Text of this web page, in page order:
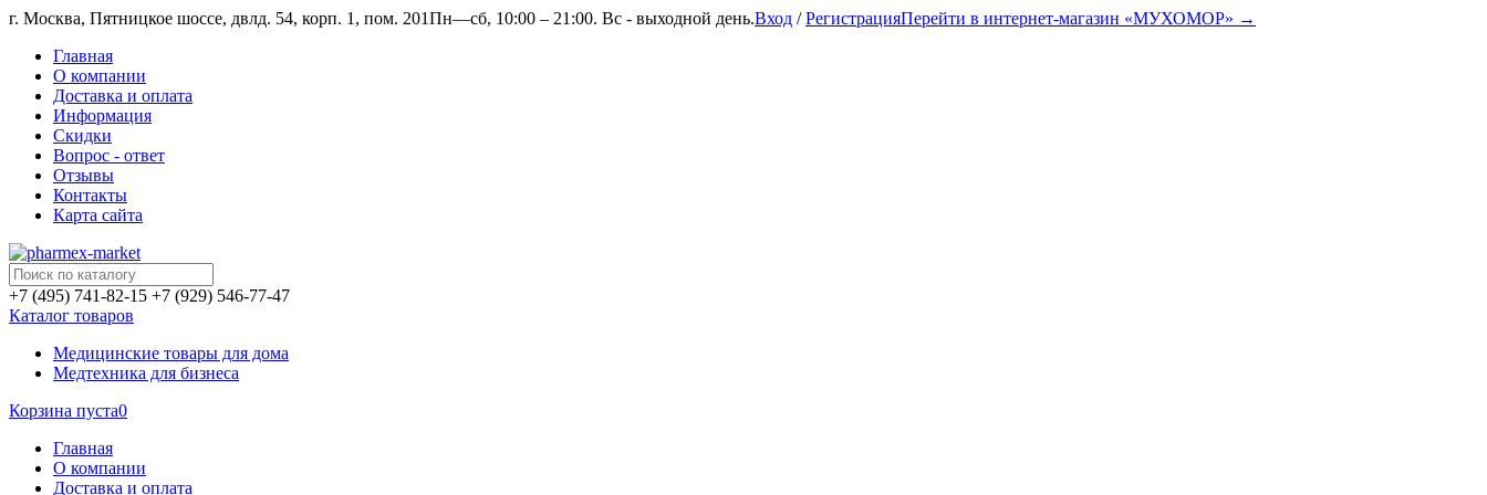
г. Москва, Пятницкое шоссе, двлд. 54, корп. 1, пом. 201Пн—сб, 10:00 – 21:00. Вс - выходной день.Вход /РегистрацияПерейти в интернет-магазин «МУХОМОР» →
Главная
О компании
Доставка и оплата
Информация
Скидки
Вопрос - ответ
Отзывы
Контакты
Карта сайта
+7 (495) 741-82-15 +7 (929) 546-77-47
Каталог товаров
Медицинские товары для дома
Медтехника для бизнеса
Корзина пуста0
Главная
О компании
Доставка и оплата